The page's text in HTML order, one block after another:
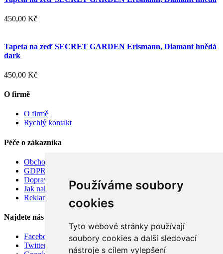
Používáme soubory
cookies
Tyto webové stránky používají
soubory cookies a další sledovací
nástroje s cílem vylepšení
450,00 Kč
Tapeta na zeď SECRET GARDEN Erismann, Diamant hnědá
dark
450,00 Kč
O firmě
O firmě
Rychlý kontakt
Péče o zákazníka
Obchodní podmínky
GDPR
Doprava
Jak nakupovat
Reklamace
Najdete nás
Facebook
Twitter